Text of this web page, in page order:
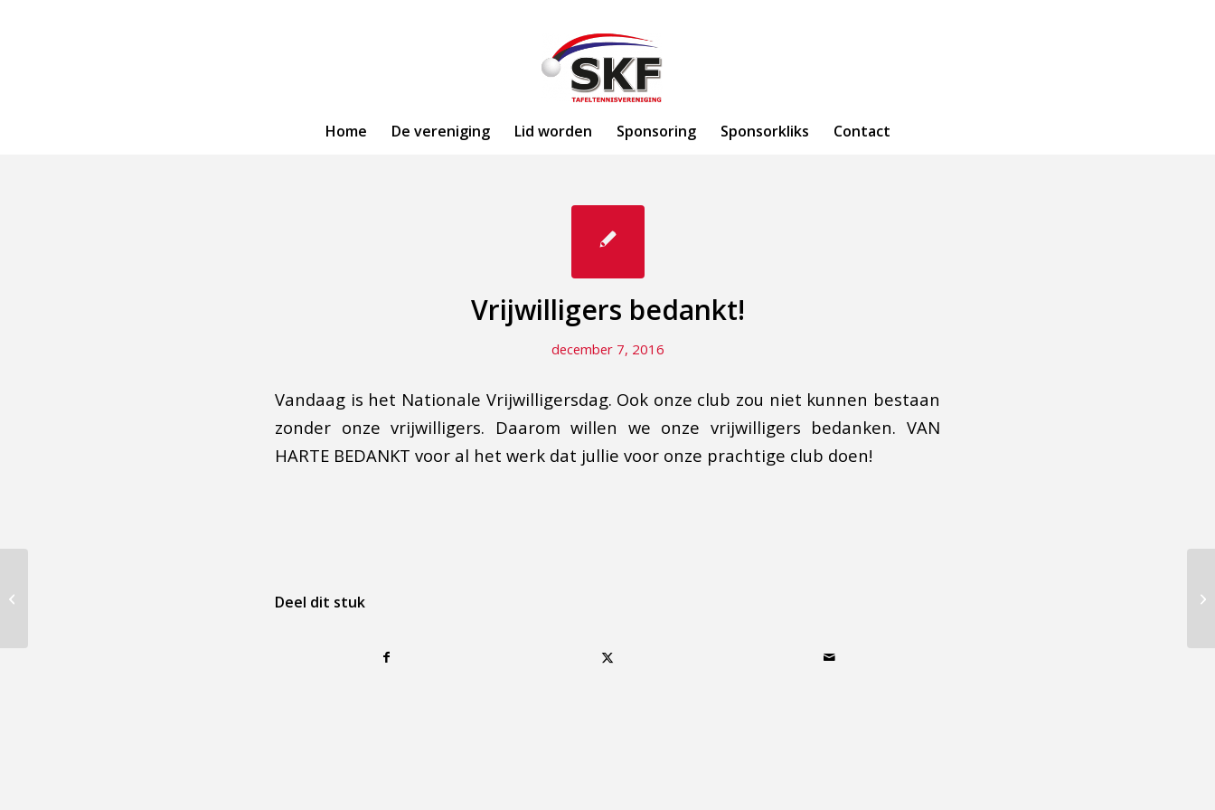
Home De vereniging Lid worden Sponsoring Sponsorkliks Contact
Vrijwilligers bedankt!
december 7, 2016
Vandaag is het Nationale Vrijwilligersdag. Ook onze club zou niet kunnen bestaan
zonder onze vrijwilligers. Daarom willen we onze vrijwilligers bedanken. VAN
HARTE BEDANKT voor al het werk dat jullie voor onze prachtige club doen!
Deel dit stuk